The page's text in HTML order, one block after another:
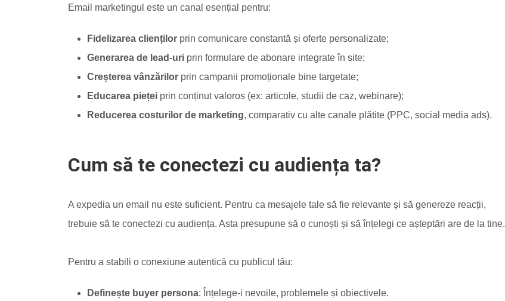
Email marketingul este un canal esențial pentru:
Fidelizarea clienților prin comunicare constantă și oferte personalizate;
Generarea de lead-uri prin formulare de abonare integrate în site;
Creșterea vânzărilor prin campanii promoționale bine targetate;
Educarea pieței prin conținut valoros (ex: articole, studii de caz, webinare);
Reducerea costurilor de marketing, comparativ cu alte canale plătite (PPC, social media ads).
Cum să te conectezi cu audiența ta?
A expedia un email nu este suficient. Pentru ca mesajele tale să fie relevante și să genereze reacții,
trebuie să te conectezi cu audiența. Asta presupune să o cunoști și să înțelegi ce așteptări are de la tine.
Pentru a stabili o conexiune autentică cu publicul tău:
Definește buyer persona: Înțelege-i nevoile, problemele și obiectivele.